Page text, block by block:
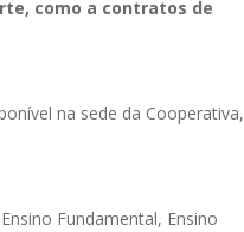
como a contratos de
na sede da Cooperativa,
Fundamental, Ensino